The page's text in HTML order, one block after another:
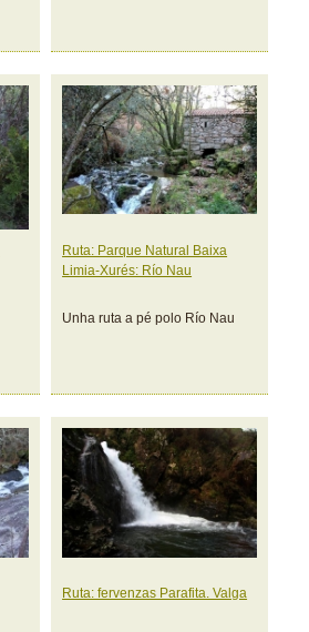
Ruta: Parque Natural Baixa
Limia-Xurés: Río Nau
Unha ruta a pé polo Río Nau
Ruta: fervenzas Parafita. Valga